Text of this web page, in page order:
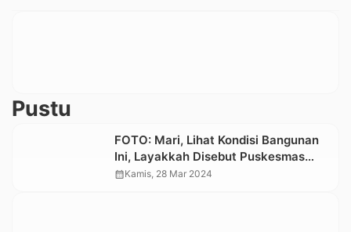
Pustu
FOTO: Mari, Lihat Kondisi Bangunan
Ini, Layakkah Disebut Puskesmas
Pembantu?
calendar_monthKamis, 28 Mar 2024